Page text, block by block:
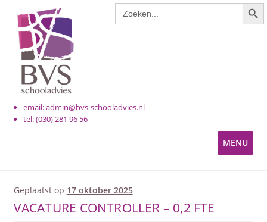
Zoek
naar:
Ga
door
naar
navigatie
Ga
naar
de
inhoud
email: admin@bvs-schooladvies.nl
tel: (030) 281 96 56
MENU
PRIMAIR ONDERWIJS
Geplaatst op 17 oktober 2025
VACATURE CONTROLLER – 0,2 FTE